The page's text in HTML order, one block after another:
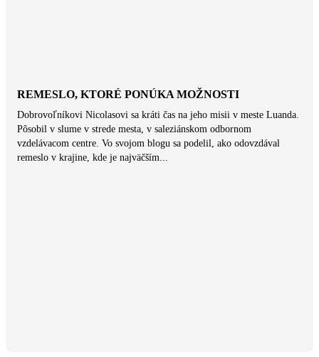
REMESLO, KTORÉ PONÚKA MOŽNOSTI
Dobrovoľníkovi Nicolasovi sa kráti čas na jeho misii v meste Luanda.
Pôsobil v slume v strede mesta, v saleziánskom odbornom
vzdelávacom centre. Vo svojom blogu sa podelil, ako odovzdával
remeslo v krajine, kde je najväčším...